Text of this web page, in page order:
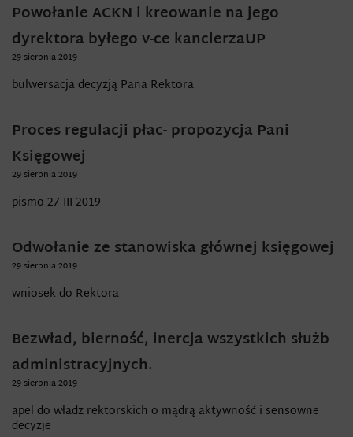
Powołanie ACKN i kreowanie na jego
dyrektora byłego v-ce kanclerzaUP
29 sierpnia 2019
bulwersacja decyzją Pana Rektora
Proces regulacji płac- propozycja Pani
Księgowej
29 sierpnia 2019
pismo 27 III 2019
Odwołanie ze stanowiska głównej księgowej
29 sierpnia 2019
wniosek do Rektora
Bezwład, bierność, inercja wszystkich służb
administracyjnych.
29 sierpnia 2019
apel do władz rektorskich o mądrą aktywność i sensowne
decyzje